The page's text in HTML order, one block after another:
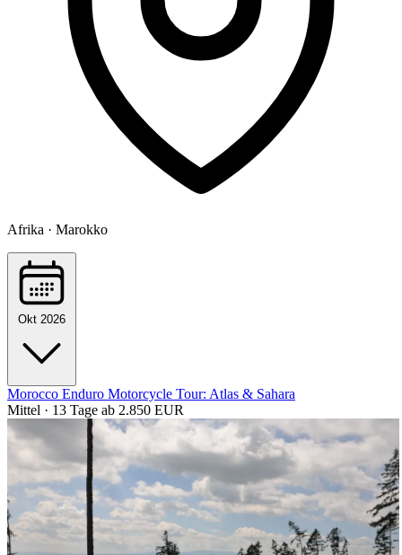
Afrika · Marokko
Okt 2026
Morocco Enduro Motorcycle Tour: Atlas & Sahara
Mittel · 13 Tage ab 2.850 EUR